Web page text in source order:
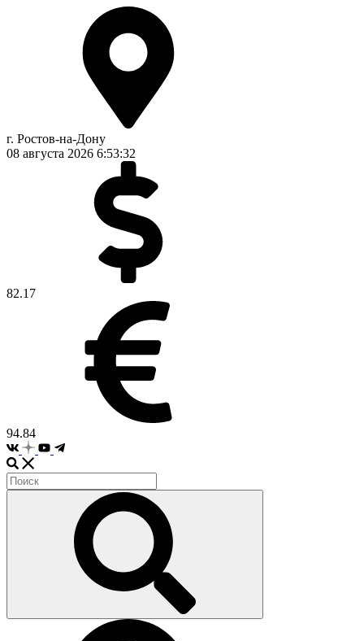
г. Ростов-на-Дону
08 августа 2026 6:53:33
82.17
94.84